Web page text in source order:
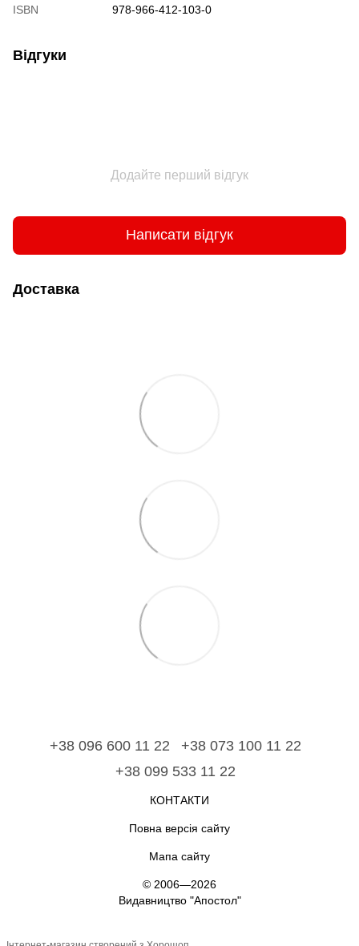
ISBN
978-966-412-103-0
Відгуки
Додайте перший відгук
Написати відгук
Доставка
+38 096 600 11 22
+38 073 100 11 22
+38 099 533 11 22
КОНТАКТИ
Повна версія сайту
Мапа сайту
© 2006—2026
Видавництво "Апостол"